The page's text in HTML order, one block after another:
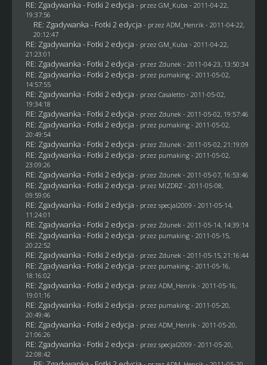
RE: Zgadywanka - Fotki 2 edycja - przez GM_Kuba - 2011-04-22,
19:37:56
RE: Zgadywanka - Fotki 2 edycja - przez ADM_Henrik - 2011-04-22,
20:12:47
RE: Zgadywanka - Fotki 2 edycja - przez GM_Kuba - 2011-04-22,
21:23:01
RE: Zgadywanka - Fotki 2 edycja - przez Zdunek - 2011-04-23, 13:50:34
RE: Zgadywanka - Fotki 2 edycja - przez pumaking- 2011-05-02,
14:57:55
RE: Zgadywanka - Fotki 2 edycja - przez Casaletto- 2011-05-02,
19:34:18
RE: Zgadywanka - Fotki 2 edycja - przez Zdunek - 2011-05-02, 19:57:46
RE: Zgadywanka - Fotki 2 edycja - przez pumaking- 2011-05-02,
20:49:54
RE: Zgadywanka - Fotki 2 edycja - przez Zdunek - 2011-05-02, 21:19:09
RE: Zgadywanka - Fotki 2 edycja - przez pumaking- 2011-05-02,
23:09:26
RE: Zgadywanka - Fotki 2 edycja - przez Zdunek - 2011-05-07, 16:53:46
RE: Zgadywanka - Fotki 2 edycja - przez MIZDRZ- 2011-05-08,
09:59:06
RE: Zgadywanka - Fotki 2 edycja - przez specjal2009 - 2011-05-14,
11:24:01
RE: Zgadywanka - Fotki 2 edycja - przez Zdunek - 2011-05-14, 14:39:14
RE: Zgadywanka - Fotki 2 edycja - przez pumaking- 2011-05-15,
20:22:52
RE: Zgadywanka - Fotki 2 edycja - przez Zdunek - 2011-05-15, 21:16:44
RE: Zgadywanka - Fotki 2 edycja - przez pumaking- 2011-05-16,
18:16:02
RE: Zgadywanka - Fotki 2 edycja - przez ADM_Henrik - 2011-05-16,
19:01:16
RE: Zgadywanka - Fotki 2 edycja - przez pumaking- 2011-05-20,
20:49:46
RE: Zgadywanka - Fotki 2 edycja - przez ADM_Henrik - 2011-05-20,
21:06:26
RE: Zgadywanka - Fotki 2 edycja - przez specjal2009 - 2011-05-20,
22:08:42